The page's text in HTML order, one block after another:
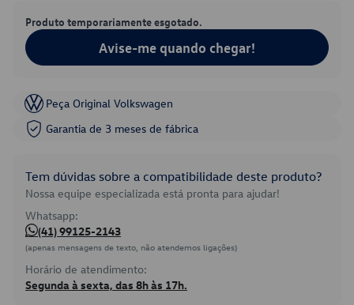
Produto temporariamente esgotado.
Avise-me quando chegar!
Peça Original Volkswagen
Garantia de 3 meses de fábrica
Tem dúvidas sobre a compatibilidade deste produto?
Nossa equipe especializada está pronta para ajudar!
Whatsapp:
(41) 99125-2143
(apenas mensagens de texto, não atendemos ligações)
Horário de atendimento:
Segunda à sexta, das 8h às 17h.